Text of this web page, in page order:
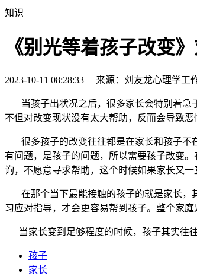
知识
《别光等着孩子改变
2023-10-11 08:28:33 来源：刘友龙心理学
当孩子出状况之后，很多家长会特别着
不但对改变现状没有太大帮助，反而会导致恶
很多孩子的改变往往都是在家长和孩子不
有问题，是孩子的问题，所以需要孩子改变
询，不愿意寻求帮助，这个时候如果家长又一
在那个当下最能接触的孩子的就是家长，
习应对指导，才会更容易帮到孩子。整个家
当家长变到足够程度的时候，孩子其实往往
孩子
家长